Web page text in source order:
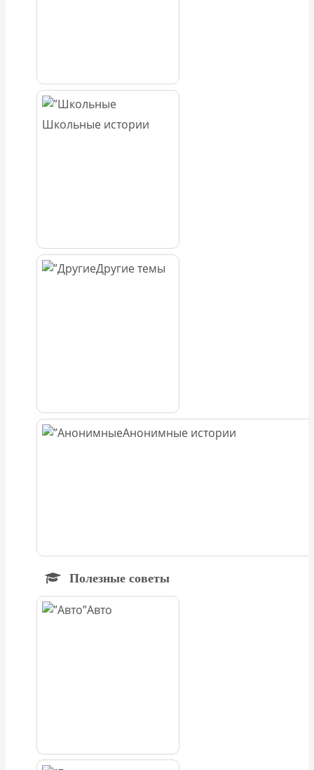
Школьные истории
Другие темы
Анонимные истории
Полезные советы
Авто